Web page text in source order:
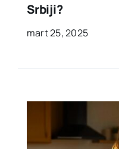
Srbiji?
mart 25, 2025